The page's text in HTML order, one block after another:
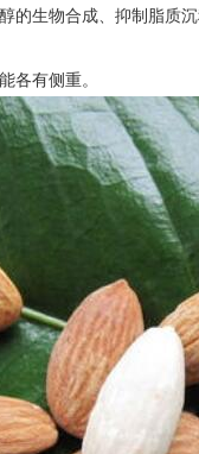
的生物合成、抑制脂质
各有侧重。